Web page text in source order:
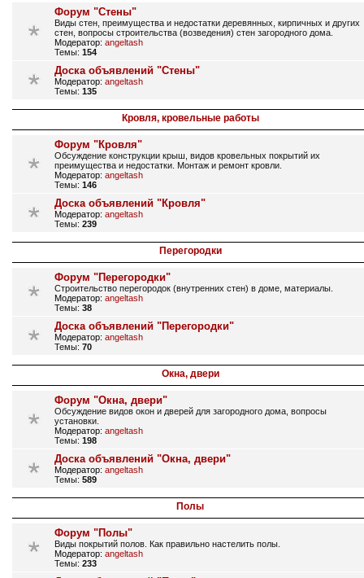
Форум "Стены"
Виды стен, преимущества и недостатки деревянных, кирпичных и других
стен, вопросы строительства (возведения) стен загородного дома.
Модератор: angeltash
Темы: 154
Доска объявлений "Стены"
Модератор: angeltash
Темы: 135
Кровля, кровельные работы
Форум "Кровля"
Обсуждение конструкции крыш, видов кровельных покрытий их
преимущества и недостатки. Монтаж и ремонт кровли.
Модератор: angeltash
Темы: 146
Доска объявлений "Кровля"
Модератор: angeltash
Темы: 239
Перегородки
Форум "Перегородки"
Строительство перегородок (внутренних стен) в доме, материалы.
Модератор: angeltash
Темы: 38
Доска объявлений "Перегородки"
Модератор: angeltash
Темы: 70
Окна, двери
Форум "Окна, двери"
Обсуждение видов окон и дверей для загородного дома, вопросы
установки.
Модератор: angeltash
Темы: 198
Доска объявлений "Окна, двери"
Модератор: angeltash
Темы: 589
Полы
Форум "Полы"
Виды покрытий полов. Как правильно настелить полы.
Модератор: angeltash
Темы: 233